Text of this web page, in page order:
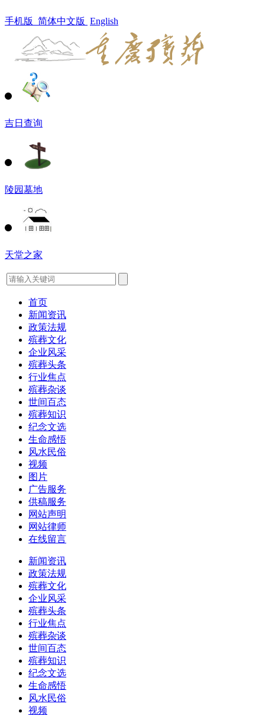
手机版 简体中文版 English
吉日查询
陵园墓地
天堂之家
首页
新闻资讯
政策法规
殡葬文化
企业风采
殡葬头条
行业焦点
殡葬杂谈
世间百态
殡葬知识
纪念文选
生命感悟
风水民俗
视频
图片
广告服务
供稿服务
网站声明
网站律师
在线留言
新闻资讯
政策法规
殡葬文化
企业风采
殡葬头条
行业焦点
殡葬杂谈
世间百态
殡葬知识
纪念文选
生命感悟
风水民俗
视频